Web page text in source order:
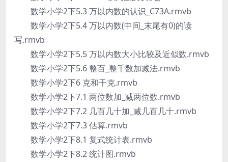
数学小学2下5.3 万以内数的认识_C73A.rmvb
数学小学2下5.4 万以内数(中间_末尾有0)的读
写.rmvb
数学小学2下5.5 万以内数大小比较及近似数.rmvb
数学小学2下5.6 整百_整千数加减法.rmvb
数学小学2下6 克和千克.rmvb
数学小学2下7.1 两位数加_减两位数.rmvb
数学小学2下7.2 几百几十加_减几百几十.rmvb
数学小学2下7.3 估算.rmvb
数学小学2下8.1 复式统计表.rmvb
数学小学2下8.2 统计图.rmvb